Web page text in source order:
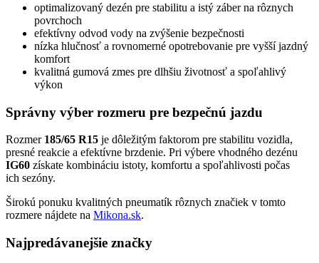
optimalizovaný dezén pre stabilitu a istý záber na rôznych
povrchoch
efektívny odvod vody na zvýšenie bezpečnosti
nízka hlučnosť a rovnomerné opotrebovanie pre vyšší jazdný
komfort
kvalitná gumová zmes pre dlhšiu životnosť a spoľahlivý
výkon
Správny výber rozmeru pre bezpečnú jazdu
Rozmer 185/65 R15 je dôležitým faktorom pre stabilitu vozidla,
presné reakcie a efektívne brzdenie. Pri výbere vhodného dezénu
IG60 získate kombináciu istoty, komfortu a spoľahlivosti počas
ich sezóny.
Širokú ponuku kvalitných pneumatík rôznych značiek v tomto
rozmere nájdete na Mikona.sk.
Najpredávanejšie značky